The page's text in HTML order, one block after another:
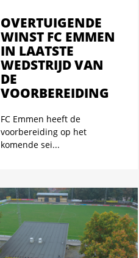
OVERTUIGENDE
WINST FC EMMEN
IN LAATSTE
WEDSTRIJD VAN
DE
VOORBEREIDING
FC Emmen heeft de
voorbereiding op het
komende sei...